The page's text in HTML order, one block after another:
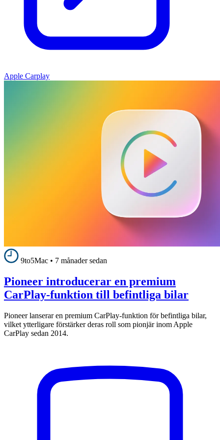
Apple Carplay
9to5Mac • 7 månader sedan
Pioneer introducerar en premium
CarPlay-funktion till befintliga bilar
Pioneer lanserar en premium CarPlay-funktion för befintliga bilar,
vilket ytterligare förstärker deras roll som pionjär inom Apple
CarPlay sedan 2014.